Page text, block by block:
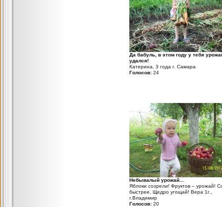
Да бабуль, в этом году у тебя
удался!
Катерина, 3 года г. Самара
Голосов: 24
Небывалый урожай...
Яблоки созрели! Фруктов – урожай!
быстрее, Щедро угощай! Вера 1г.,
г.Владимир
Голосов: 20